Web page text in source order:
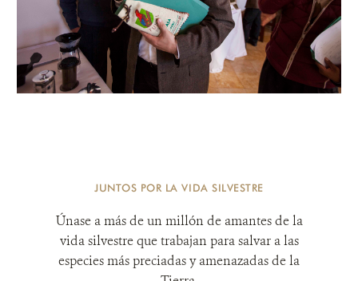
JUNTOS POR LA VIDA SILVESTRE
Únase a más de un millón de amantes de la
vida silvestre que trabajan para salvar a las
especies más preciadas y amenazadas de la